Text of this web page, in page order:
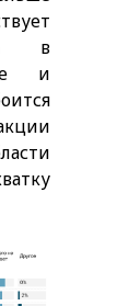
а в
и